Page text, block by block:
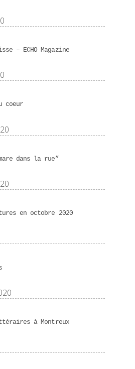
– ECHO Magazine
coeur
dans la rue”
en octobre 2020
à Montreux